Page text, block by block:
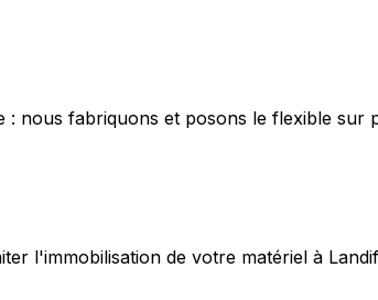
: nous fabriquons et posons le flexible sur
l'immobilisation de votre matériel à